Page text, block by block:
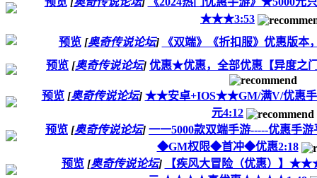
★★★3:53
预览 [奥奇传说论坛]
《双端》《折扣服》优惠版本
预览 [奥奇传说论坛] 优惠★优惠，全部优惠【异度之
预览 [奥奇传说论坛] ★★安卓+IOS★★GM/满V/优惠手
元4:12
预览 [奥奇传说论坛] 一一5000款双端手游-----优惠手
◆GM权限◆首冲◆优惠2:18
预览 [奥奇传说论坛]
【疾风大冒险（优惠）】